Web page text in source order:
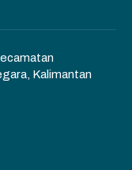
Kalimantan